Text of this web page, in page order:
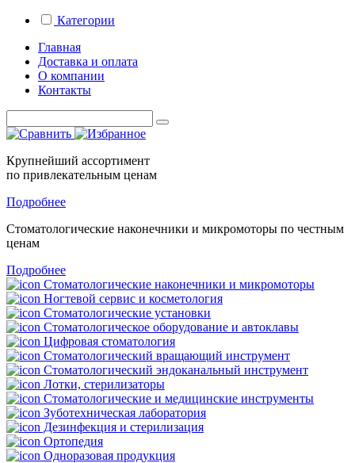
Категории
Главная
Доставка и оплата
О компании
Контакты
Крупнейший ассортимент
по привлекательным ценам
Подробнее
Стоматологические наконечники и микромоторы по честным
ценам
Подробнее
Стоматологические наконечники и микромоторы
Ногтевой сервис и косметология
Стоматологические установки
Стоматологическое оборудование и автоклавы
Цифровая стоматология
Стоматологический вращающий инструмент
Стоматологический эндоканальный инструмент
Лотки, стерилизаторы
Стоматологические и медицинские инструменты
Зуботехническая лаборатория
Дезинфекция и стерилизация
Ортопедия
Одноразовая продукция